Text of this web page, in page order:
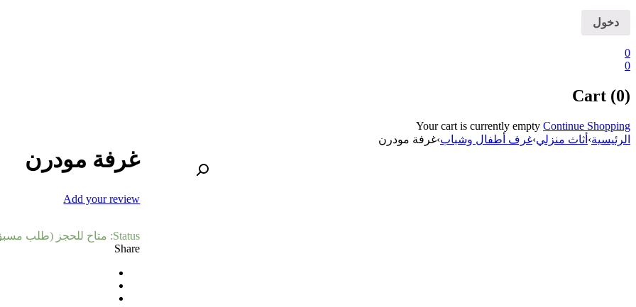
0
0
Cart (0)
Your cart is currently empty Continue Shopping
الرئيسية› أثاث منزلي›غرف أطفال وشباب›غرفة مودرن
غرفة مودرن
Add your review
Status: متاح للحجز (طلب
Share